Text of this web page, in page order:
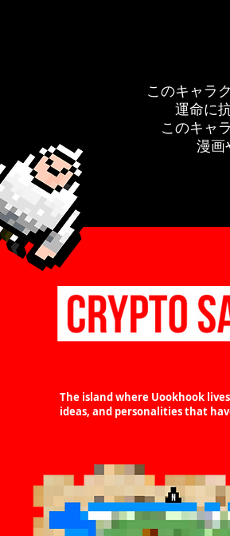
このキャラ
運命に
このキャ
漫画
The island where Uookhook
ideas, and personalities that